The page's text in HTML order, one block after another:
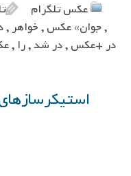
عکس تلگرام
جوان» عکس,خواهر,
در +عکس,در شد,را,